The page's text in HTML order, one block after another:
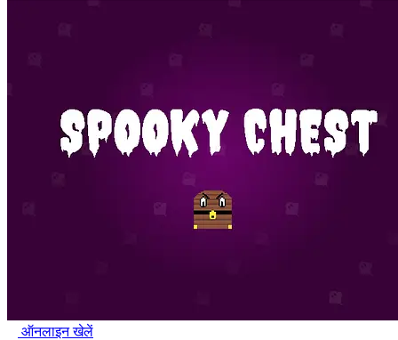
ऑनलाइन खेलें